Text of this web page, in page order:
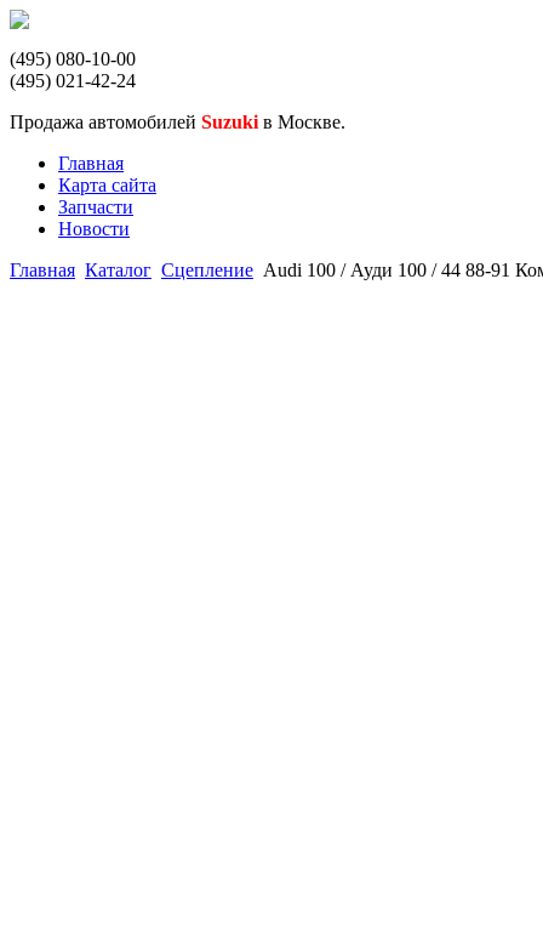
(495) 080-10-00
(495) 021-42-24
Продажа автомобилей Suzuki в Москве.
Главная
Карта сайта
Запчасти
Новости
Главная Каталог Сцепление Audi 100 / Ауди 100 / 44 88-91